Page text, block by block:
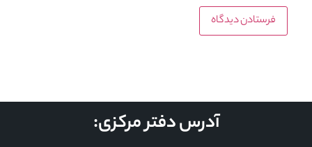
آدرس دفتر مرکزی: